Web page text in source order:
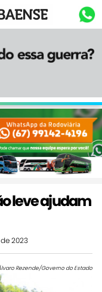
leve ajudam
2023
Rezende/Governo do Estado